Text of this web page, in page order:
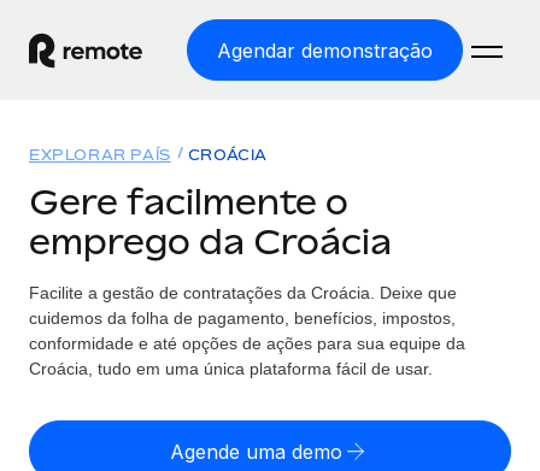
Agendar demonstração
EMPREGO GLOBAL
Processamento Salarial
Processamento salarial fácil e em conformidade
Employer of Record
entidades
Soluções
COBERTURA GLOBAL
Explorador de países
Encontra apoio para emprego global por país
Comparar a Remote
Veja como nos comparamos com os outros
Preçário
EXPLORAR PAÍS CROÁCIA
Gere facilmente o
emprego da Croácia
Facilite a gestão de contratações da Croácia. Deixe que
cuidemos da folha de pagamento, benefícios, impostos,
conformidade e até opções de ações para sua equipe da
Croácia, tudo em uma única plataforma fácil de usar.
Agende uma demo